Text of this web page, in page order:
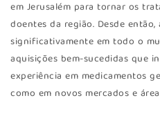
em Jerusalém para tornar os
doentes da região. Desde então,
significativamente em todo o
aquisições bem-sucedidas que
experiência em medicamentos
como em novos mercados e